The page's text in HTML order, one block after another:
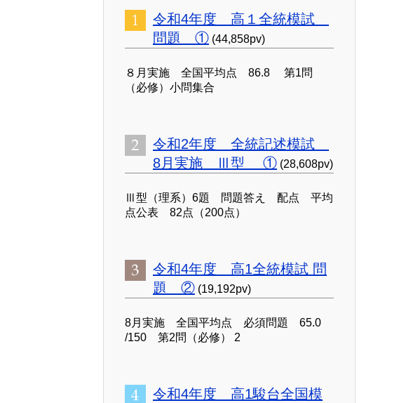
令和4年度 高１全統模試
問題 ① (44,858pv)
８月実施 全国平均点 86.8 第1問
（必修）小問集合
令和2年度 全統記述模試
8月実施 Ⅲ型 ① (28,608pv)
Ⅲ型（理系）6題 問題答え 配点 平均
点公表 82点（200点）
令和4年度 高1全統模試 問
題 ② (19,192pv)
8月実施 全国平均点 必須問題 65.0
/150 第2問（必修） 2
令和4年度 高1駿台全国模